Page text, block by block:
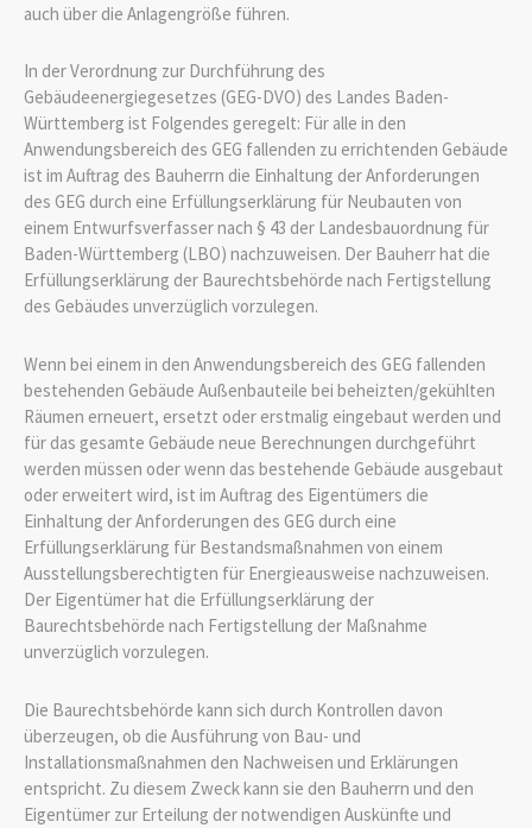
auch über die Anlagengröße führen.
In der Verordnung zur Durchführung des
Gebäudeenergiegesetzes (GEG-DVO) des Landes Baden-
Württemberg ist Folgendes geregelt: Für alle in den
Anwendungsbereich des GEG fallenden zu errichtenden Gebäude
ist im Auftrag des Bauherrn die Einhaltung der Anforderungen
des GEG durch eine Erfüllungserklärung für Neubauten von
einem Entwurfsverfasser nach § 43 der Landesbauordnung für
Baden-Württemberg (LBO) nachzuweisen. Der Bauherr hat die
Erfüllungserklärung der Baurechtsbehörde nach Fertigstellung
des Gebäudes unverzüglich vorzulegen.
Wenn bei einem in den Anwendungsbereich des GEG fallenden
bestehenden Gebäude Außenbauteile bei beheizten/gekühlten
Räumen erneuert, ersetzt oder erstmalig eingebaut werden und
für das gesamte Gebäude neue Berechnungen durchgeführt
werden müssen oder wenn das bestehende Gebäude ausgebaut
oder erweitert wird, ist im Auftrag des Eigentümers die
Einhaltung der Anforderungen des GEG durch eine
Erfüllungserklärung für Bestandsmaßnahmen von einem
Ausstellungsberechtigten für Energieausweise nachzuweisen.
Der Eigentümer hat die Erfüllungserklärung der
Baurechtsbehörde nach Fertigstellung der Maßnahme
unverzüglich vorzulegen.
Die Baurechtsbehörde kann sich durch Kontrollen davon
überzeugen, ob die Ausführung von Bau- und
Installationsmaßnahmen den Nachweisen und Erklärungen
entspricht. Zu diesem Zweck kann sie den Bauherrn und den
Eigentümer zur Erteilung der notwendigen Auskünfte und